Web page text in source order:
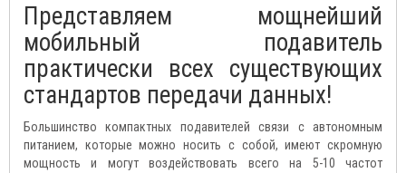
Представляем мощнейший
мобильный подавитель
практически всех существующих
стандартов передачи данных!
Большинство компактных подавителей связи с автономным
питанием, которые можно носить с собой, имеют скромную
мощность и могут воздействовать всего на 5-10 частот